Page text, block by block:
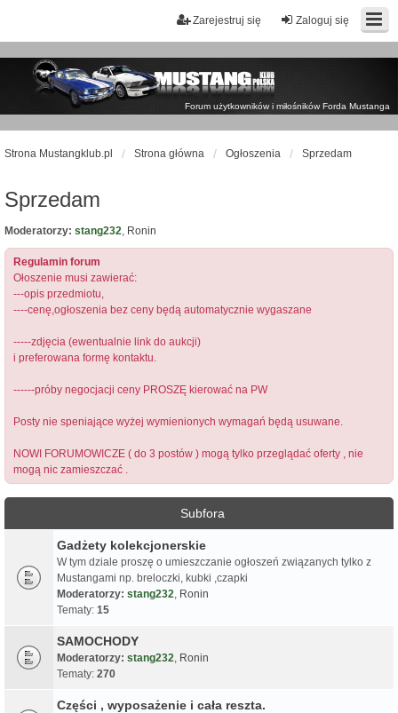
Zaloguj się
Zarejestruj się
Forum użytkowników i miłośników Forda Mustanga
Strona Mustangklub.pl Strona główna Ogłoszenia Sprzedam
Sprzedam
Moderatorzy: stang232, Ronin
Regulamin forum
Ołoszenie musi zawierać:
---opis przedmiotu,
----cenę,ogłoszenia bez ceny będą automatycznie wygaszane
-----zdjęcia (ewentualnie link do aukcji)
i preferowana formę kontaktu.
------próby negocjacji ceny PROSZĘ kierować na PW
Posty nie speniające wyżej wymienionych wymagań będą usuwane.
NOWI FORUMOWICZE ( do 3 postów ) mogą tylko przeglądać oferty , nie
mogą nic zamieszczać .
Subfora
Gadżety kolekcjonerskie
W tym dziale proszę o umieszczanie ogłoszeń związanych tylko z
Mustangami np. breloczki, kubki ,czapki
Moderatorzy: stang232, Ronin
Tematy: 15
SAMOCHODY
Moderatorzy: stang232, Ronin
Tematy: 270
Części , wyposażenie i cała reszta.